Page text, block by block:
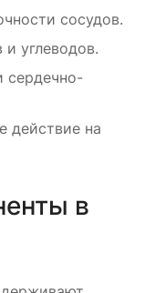
сосудов.
углеводов.
сердечно-
действие на
в